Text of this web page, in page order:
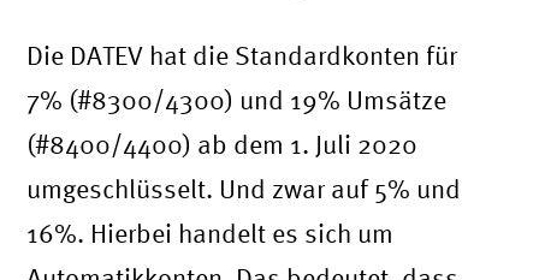
Die DATEV hat die Standardkonten für
7% (#8300/4300) und 19% Umsätze
(#8400/4400) ab dem 1. Juli 2020
umgeschlüsselt. Und zwar auf 5% und
16%. Hierbei handelt es sich um